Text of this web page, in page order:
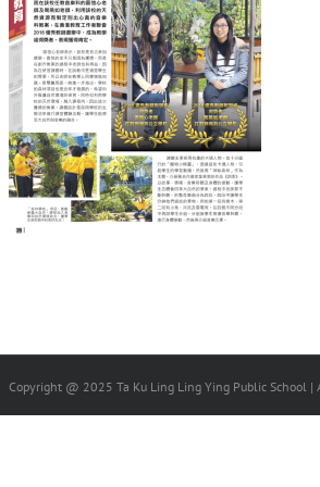
Copyright @ 2025 Ta Ku Ling Ling Ying Public School |